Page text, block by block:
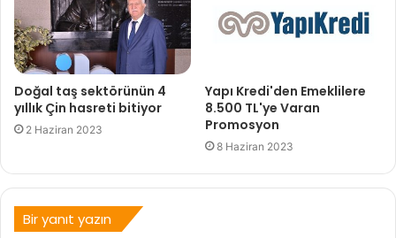
Doğal taş sektörünün 4
yıllık Çin hasreti bitiyor
2 Haziran 2023
Yapı Kredi'den Emeklilere
8.500 TL'ye Varan
Promosyon
8 Haziran 2023
Bir yanıt yazın